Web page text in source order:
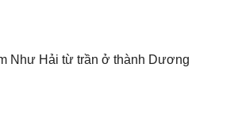
Như Hải từ trần ở thành Dương